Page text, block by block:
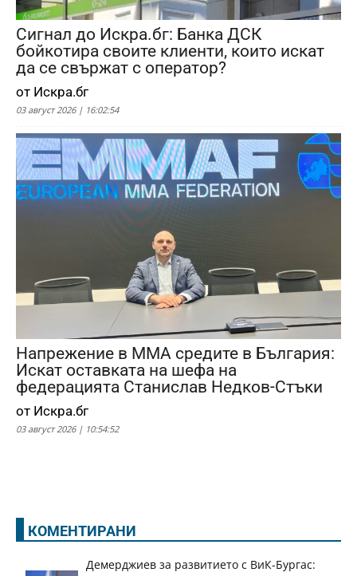
Сигнал до Искра.бг: Банка ДСК
бойкотира своите клиенти, които искат
да се свържат с оператор?
от Искра.бг
03 август 2026 | 16:02:54
Напрежение в ММА средите в България:
Искат оставката на шефа на
федерацията Станислав Недков-Стъки
от Искра.бг
03 август 2026 | 10:54:52
КОМЕНТИРАНИ
Демерджиев за развитието с ВиК-Бургас: